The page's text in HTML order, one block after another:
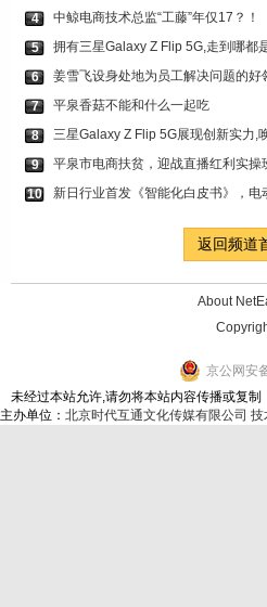
4
中鲸电商技术总监“工藤”年仅17？！
5
拥有三星Galaxy Z Flip 5G,走到哪都
6
姜雪飞设身处地为员工解决问题的好
7
平泉香菇不能和什么一起吃
8
三星Galaxy Z Flip 5G展现创新实力,
9
平泉市电商扶贫，迎战直播红利实操
10
新日行业首发《智能化白皮书》，电
返回频道
About
京公网安
未经过本站允许,请勿将本站内容传播或复制
主办单位： 北京时代互通文化传媒有限公司 技